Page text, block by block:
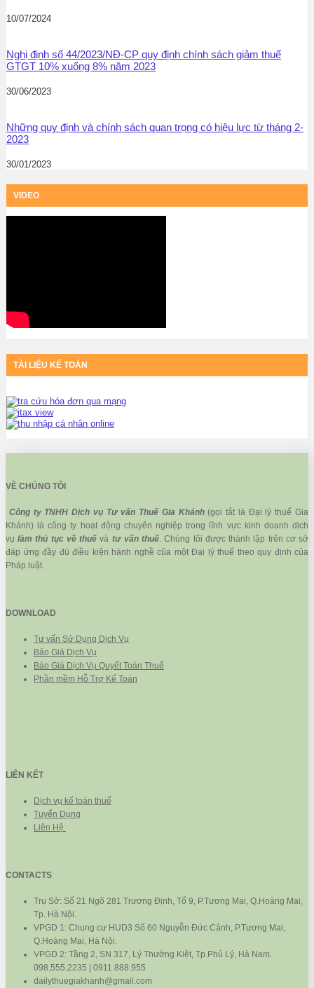
10/07/2024
Nghị định số 44/2023/NĐ-CP quy định chính sách giảm thuế
GTGT 10% xuống 8% năm 2023
30/06/2023
Những quy định và chính sách quan trọng có hiệu lực từ tháng 2-
2023
30/01/2023
VIDEO
TÀI LIỆU KẾ TOÁN
VỀ CHÚNG TÔI
Công ty TNHH Dịch vụ Tư vấn Thuế Gia Khánh(gọi tắt là Đại lý thuế Gia
Khánh) là công ty hoạt động chuyên nghiệp trong lĩnh vực kinh doanh dịch
vụlàm thủ tục về thuế và tư vấn thuế. Chúng tôi được thành lập trên cơ sở
đáp ứng đầy đủ điều kiện hành nghề của một Đại lý thuế theo quy định của
Pháp luật.
DOWNLOAD
Tư vấn Sử Dụng Dịch Vụ
Báo Giá Dịch Vụ
Báo Giá Dịch Vụ Quyết Toán Thuế
Phần mềm Hỗ Trợ Kế Toán
LIÊN KẾT
Dịch vụ kế toán thuế
Tuyển Dụng
Liên Hệ
CONTACTS
Trụ Sở: Số 21 Ngõ 281 Trương Định, Tổ 9, P.Tương Mai, Q.Hoàng Mai,
Tp. Hà Nội.
VPGD 1: Chung cư HUD3 Số 60 Nguyễn Đức Cảnh, P.Tương Mai,
Q.Hoàng Mai, Hà Nội.
VPGD 2: Tầng 2, SN 317, Lý Thường Kiệt, Tp.Phủ Lý, Hà Nam.
098.555.2235 | 0911.888.955
dailythuegiakhanh@gmail.com